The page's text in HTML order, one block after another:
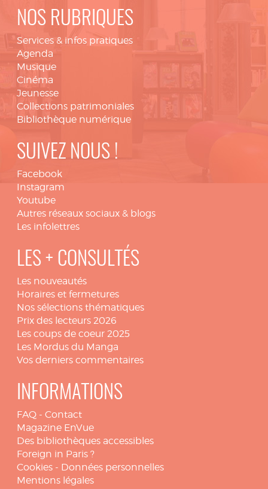
NOS RUBRIQUES
Services & infos pratiques
Agenda
Musique
Cinéma
Jeunesse
Collections patrimoniales
Bibliothèque numérique
SUIVEZ NOUS !
Facebook
Instagram
Youtube
Autres réseaux sociaux & blogs
Les infolettres
LES + CONSULTÉS
Les nouveautés
Horaires et fermetures
Nos sélections thématiques
Prix des lecteurs 2026
Les coups de coeur 2025
Les Mordus du Manga
Vos derniers commentaires
INFORMATIONS
FAQ - Contact
Magazine EnVue
Des bibliothèques accessibles
Foreign in Paris ?
Cookies - Données personnelles
Mentions légales